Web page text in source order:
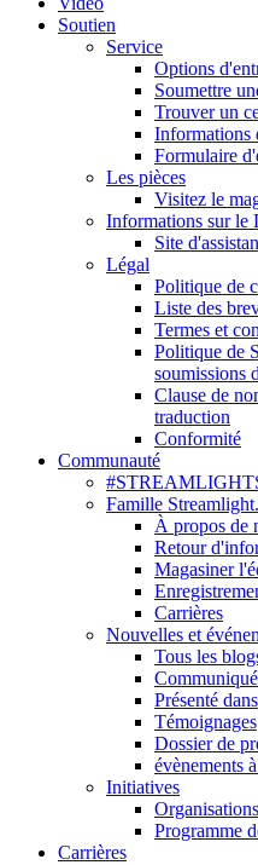
Soutien
Service
Options
Soumettre
Trouver un
Informations
Formulaire
Les pièces
Visitez le
Informations sur le
Site
Légal
Politique de
Liste des
Termes et
Politique de
soumissions
Clause de
traduction
Conformité
Communauté
Famille Streamlight.
À propos de
Retour
Magasiner
Carrières
Nouvelles et
Tous les
Présenté dans
Témoignages
Dossier de
évènements
Initiatives
Programme
Carrières